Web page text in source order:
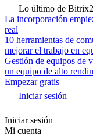
Lo último de
La incorporación
real
10 herramientas de
mejorar el trabajo en
Gestión de equipos de
un equipo de alto
Empezar gratis
Iniciar sesión
Iniciar sesión
Mi cuenta